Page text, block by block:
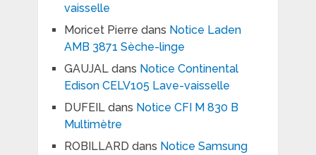
vaisselle
Moricet Pierre dans Notice Laden
AMB 3871 Sèche-linge
GAUJALdans Notice Continental
Edison CELV105 Lave-vaisselle
DUFEILdans Notice CFI M 830 B
Multimètre
ROBILLARD dans Notice Samsung